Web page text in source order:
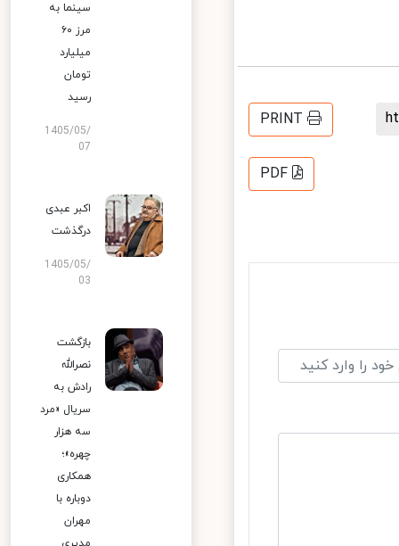
PRINT
PDF
سینما به
مرز ۶۰
میلیارد
تومان
رسید
1405/05/
07
اکبر عبدی
درگذشت
1405/05/
03
بازگشت
نصرالله
رادش به
سریال «مرد
سه هزار
چهره»؛
همکاری
دوباره با
مهران